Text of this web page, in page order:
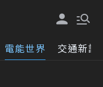
電能世界 交通新訊